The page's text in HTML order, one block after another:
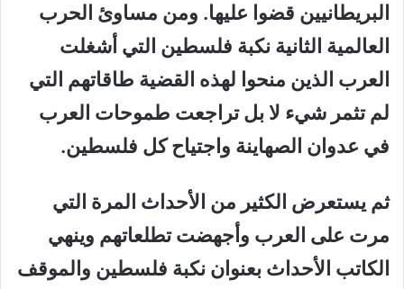
البريطانيين قضوا عليها. ومن مساوئ الحرب
العالمية الثانية نكبة فلسطين التي أشغلت
العرب الذين منحوا لهذه القضية طاقاتهم التي
لم تثمر شيء لا بل تراجعت طموحات العرب
في عدوان الصهاينة واجتياح كل فلسطين.
ثم يستعرض الكثير من الأحداث المرة التي
مرت على العرب وأجهضت تطلعاتهم وينهي
الكاتب الأحداث بعنوان نكبة فلسطين والموقف